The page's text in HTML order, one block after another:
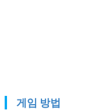
게임 방법